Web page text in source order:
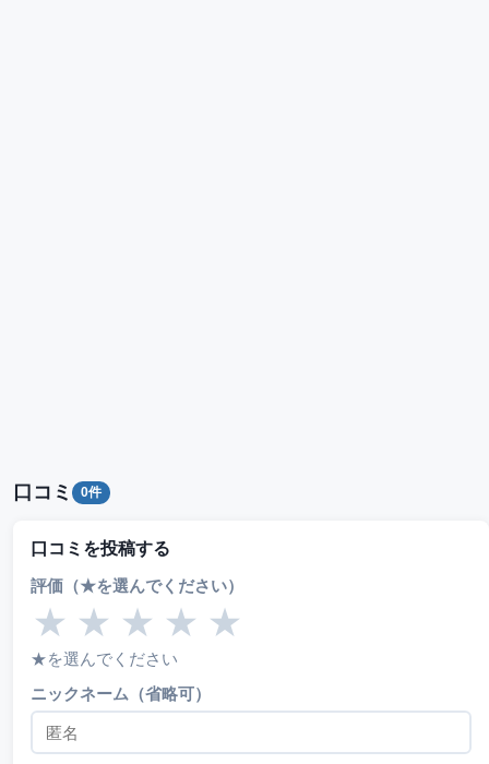
口コミ 0件
口コミを投稿する
評価（★を選んでください）
★ ★ ★ ★ ★
★を選んでください
ニックネーム（省略可）